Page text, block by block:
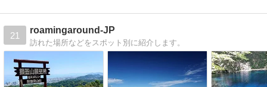
21
roamingaround-JP
訪れた場所などをスポット別に紹介します。